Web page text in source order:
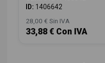
ID: 1406642
28,00 € Sin IVA
33,88 € Con IVA